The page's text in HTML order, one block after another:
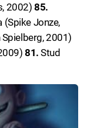
2002)85.
(Spike Jonze,
2001)
81.Stud